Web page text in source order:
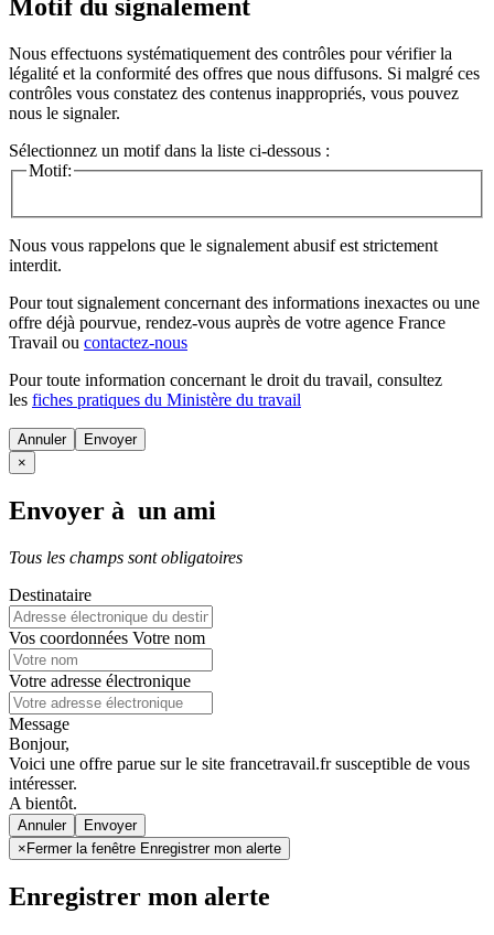
Motif du signalement
Nous effectuons systématiquement des contrôles pour vérifier la
légalité et la conformité des offres que nous diffusons. Si malgré ces
contrôles vous constatez des contenus inappropriés, vous pouvez
nous le signaler.
Sélectionnez un motif dans la liste ci-dessous :
Motif:
Nous vous rappelons que le signalement abusif est strictement
interdit.
Pour tout signalement concernant des informations inexactes ou une
offre déjà pourvue, rendez-vous auprès de votre agence France
Travail ou contactez-nous
Pour toute information concernant le droit du travail, consultez
les fiches pratiques du Ministère du travail
Annuler
×
Envoyer à un ami
Tous les champs sont obligatoires
Destinataire
Vos coordonnées Votre nom
Votre adresse électronique
Message
Bonjour,
Voici une offre parue sur le site francetravail.fr susceptible de vous
intéresser.
A bientôt.
Annuler
× Fermer la fenêtre Enregistrer mon alerte
Enregistrer mon alerte